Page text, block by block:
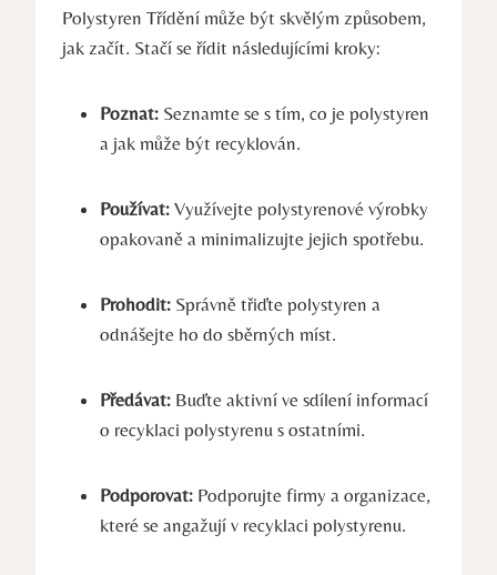
Polystyren Třídění může být skvělým způsobem,
jak začít. Stačí se řídit následujícími kroky:
Poznat: Seznamte se s tím, co je polystyren
a jak může být recyklován.
Používat: Využívejte polystyrenové výrobky
opakovaně a minimalizujte jejich spotřebu.
Prohodit: Správně třiďte polystyren a
odnášejte ho do sběrných míst.
Předávat: Buďte aktivní ve sdílení informací
o recyklaci polystyrenu s ostatními.
Podporovat: Podporujte firmy a organizace,
které se angažují v recyklaci polystyrenu.